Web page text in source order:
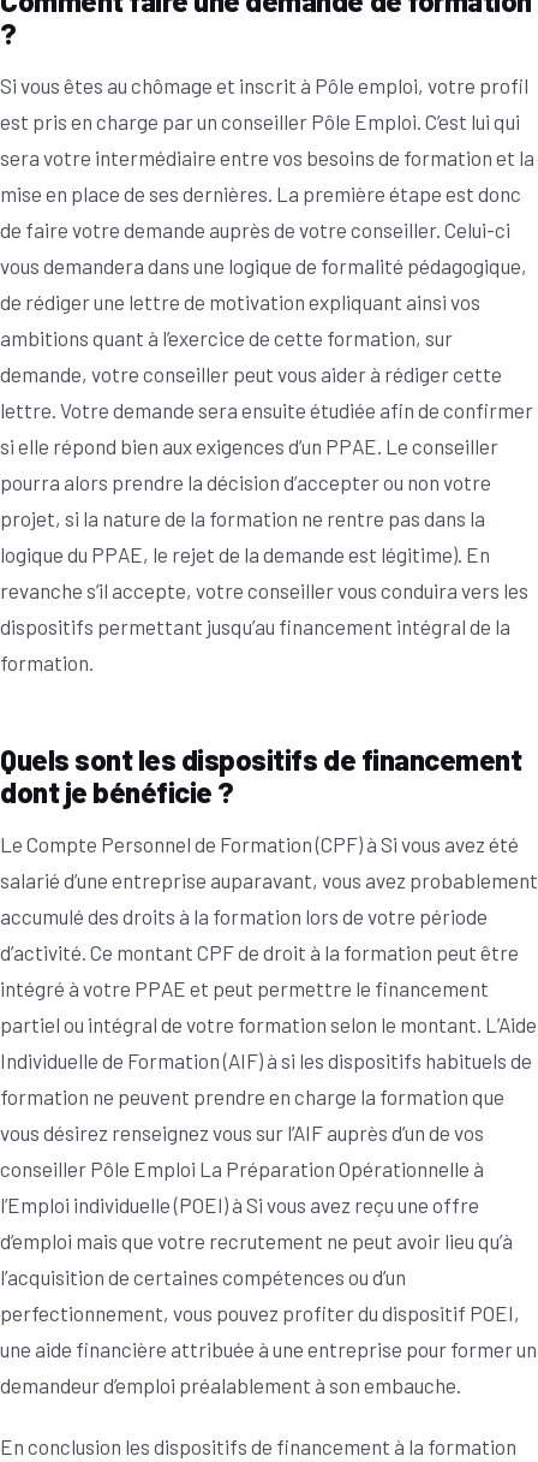
?
Si vous êtes au chômage et inscrit à Pôle emploi, votre profil
est pris en charge par un conseiller Pôle Emploi. C’est lui qui
sera votre intermédiaire entre vos besoins de formation et la
mise en place de ses dernières. La première étape est donc
de faire votre demande auprès de votre conseiller. Celui-ci
vous demandera dans une logique de formalité pédagogique,
de rédiger une lettre de motivation expliquant ainsi vos
ambitions quant à l’exercice de cette formation, sur
demande, votre conseiller peut vous aider à rédiger cette
lettre. Votre demande sera ensuite étudiée afin de confirmer
si elle répond bien aux exigences d’un PPAE. Le conseiller
pourra alors prendre la décision d’accepter ou non votre
projet, si la nature de la formation ne rentre pas dans la
logique du PPAE, le rejet de la demande est légitime). En
revanche s’il accepte, votre conseiller vous conduira vers les
dispositifs permettant jusqu’au financement intégral de la
formation.
Quels sont les dispositifs de financement
dont je bénéficie ?
Le Compte Personnel de Formation (CPF) à Si vous avez été
salarié d’une entreprise auparavant, vous avez probablement
accumulé des droits à la formation lors de votre période
d’activité. Ce montant CPF de droit à la formation peut être
intégré à votre PPAE et peut permettre le financement
partiel ou intégral de votre formation selon le montant. L’Aide
Individuelle de Formation (AIF) à si les dispositifs habituels de
formation ne peuvent prendre en charge la formation que
vous désirez renseignez vous sur l’AIF auprès d’un de vos
conseiller Pôle Emploi La Préparation Opérationnelle à
l’Emploi individuelle (POEI) à Si vous avez reçu une offre
d’emploi mais que votre recrutement ne peut avoir lieu qu’à
l’acquisition de certaines compétences ou d’un
perfectionnement, vous pouvez profiter du dispositif POEI,
une aide financière attribuée à une entreprise pour former un
demandeur d’emploi préalablement à son embauche.
En conclusion les dispositifs de financement à la formation